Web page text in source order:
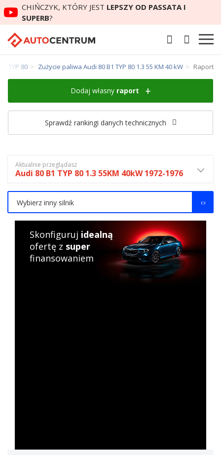
CHIŃCZYK, KTÓRY JEST LEPSZY OD PASSATA I
SUPERB?
TYP 80 Zużycie paliwa Audi 80 B1 TYP 80 1.3 55 KM 40 kW Raport
Dodaj własny raport
Sprawdź rankingi danych technicznych
Aktualnie przeglądasz
Audi 80 B1 TYP 80 1.3 55KM 40kW 1972-1976
Wybierz inny silnik
Skonfiguruj idealną
ofertę z super
finansowaniem